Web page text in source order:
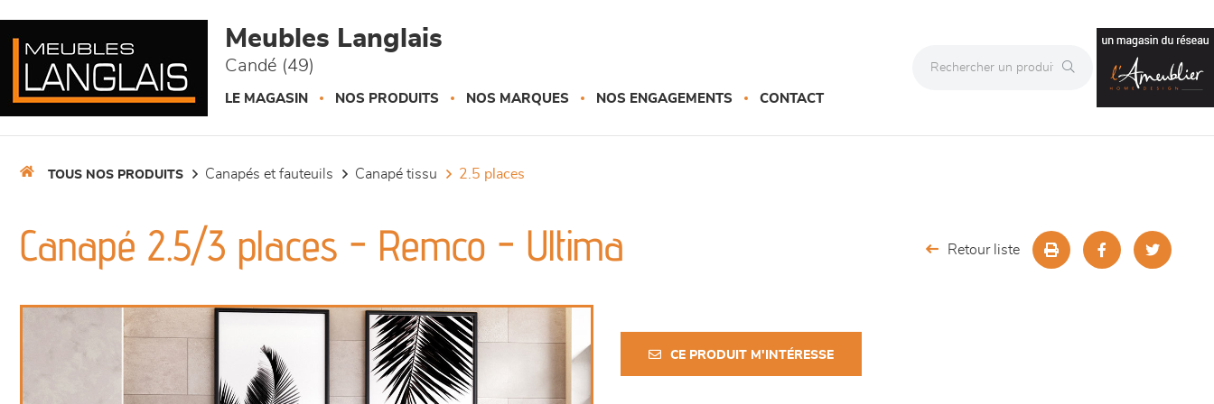
Meubles Langlais
Candé (49)
LE MAGASIN NOS PRODUITS NOS MARQUES NOS ENGAGEMENTS CONTACT
TOUS NOS PRODUITS canapés et fauteuils canapé tissu 2.5 places
Canapé 2.5/3 places - Remco - Ultima Retour liste
CE PRODUIT M'INTÉRESSE